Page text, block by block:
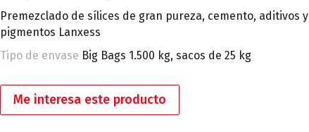
Premezclado de sílices de gran pureza, cemento, aditivos y
pigmentos Lanxess
Tipo de envase Big Bags 1.500 kg, sacos de 25 kg
Me interesa este producto